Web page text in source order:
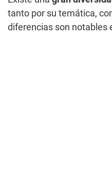
tanto por su temática,
diferencias son notables